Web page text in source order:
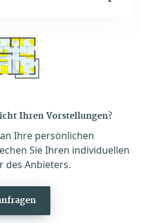
Ihren Vorstellungen?
Ihre persönlichen
Sie Ihren individuellen
des Anbieters.